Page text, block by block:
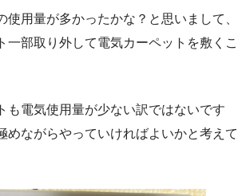
使用量が多かったかな？と思いまして、
一部取り外して電気カーペットを敷くこ
も電気使用量が少ない訳ではないです
めながらやっていければよいかと考えて